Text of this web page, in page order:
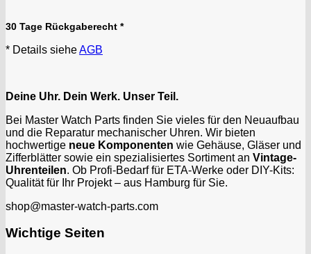
30 Tage Rückgaberecht *
* Details sieheAGB
Deine Uhr. Dein Werk. Unser Teil.
Bei Master Watch Parts finden Sie vieles für den Neuaufbau
und die Reparatur mechanischer Uhren. Wir bieten
hochwertige neue Komponenten wie Gehäuse, Gläser und
Zifferblätter sowie ein spezialisiertes Sortiment an Vintage-
Uhrenteilen. Ob Profi-Bedarf für ETA-Werke oder DIY-Kits:
Qualität für Ihr Projekt – aus Hamburg für Sie.
shop@master-watch-parts.com
Wichtige Seiten